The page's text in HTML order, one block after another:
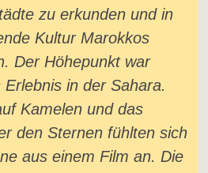
zu erkunden und in
Kultur Marokkos
Der Höhepunkt war
in der Sahara.
Kamelen und das
den Sternen fühlten sich
aus einem Film an. Die